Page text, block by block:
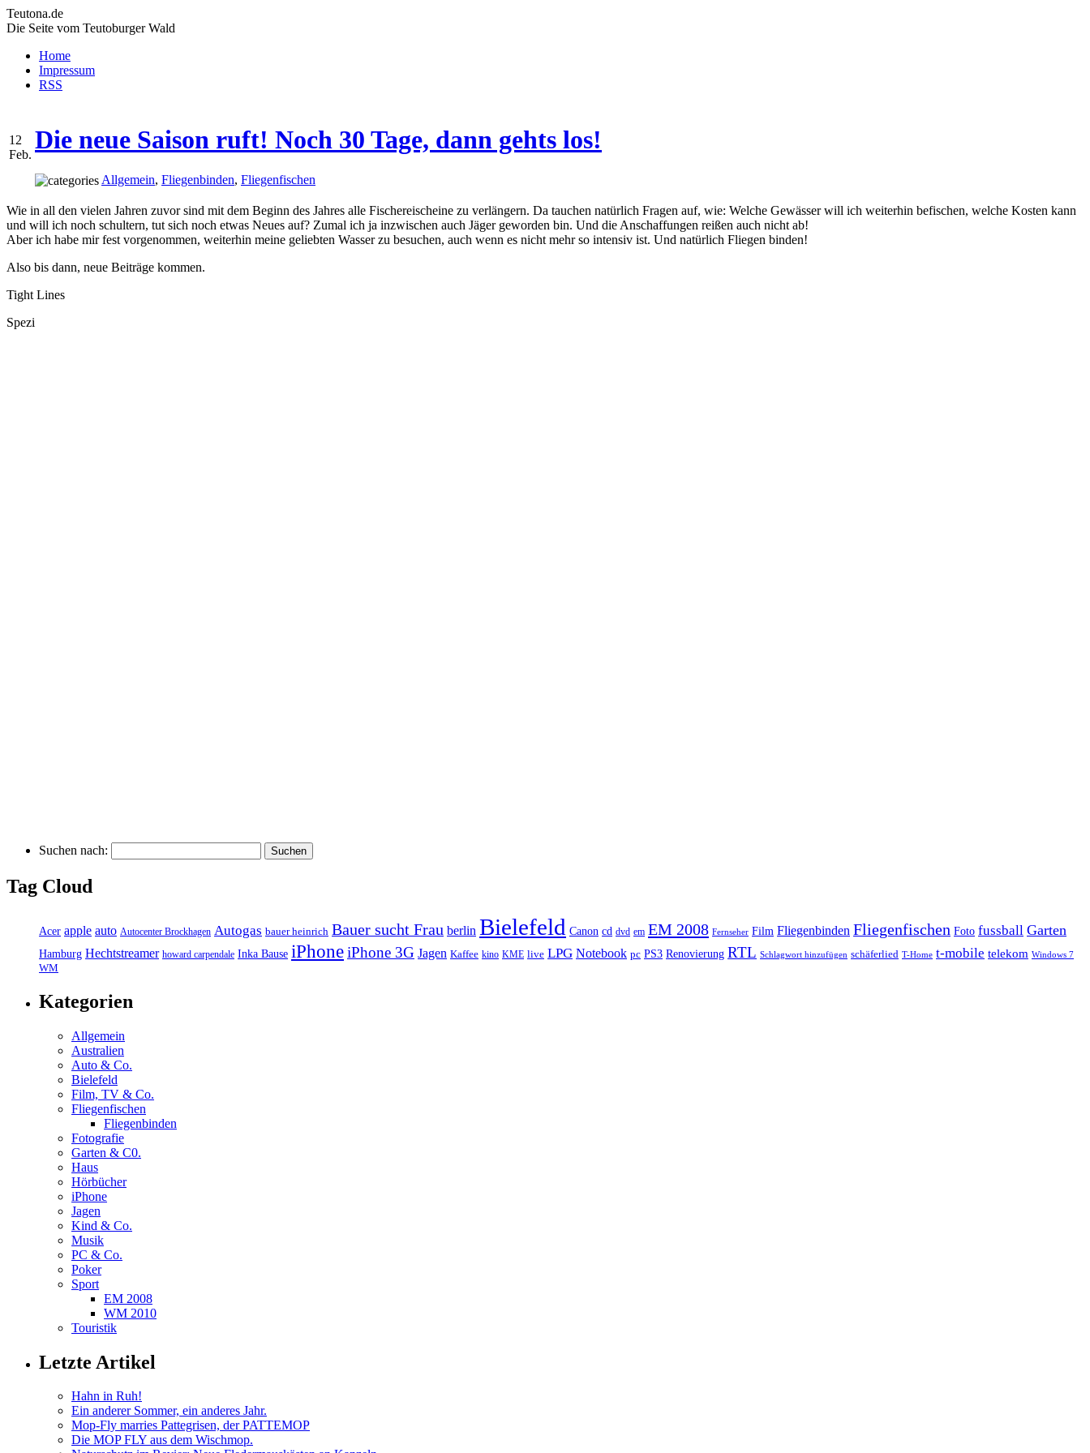
Teutona.de
Die Seite vom Teutoburger Wald
Home
Impressum
RSS
12
Feb.
Die neue Saison ruft! Noch 30 Tage, dann gehts los!
Allgemein, Fliegenbinden, Fliegenfischen
Wie in all den vielen Jahren zuvor sind mit dem Beginn des Jahres alle Fischereischeine zu verlängern. Da tauchen natürlich Fragen auf, wie: Welche Gewässer will ich weiterhin befischen, welche Kosten kann
und will ich noch schultern, tut sich noch etwas Neues auf? Zumal ich ja inzwischen auch Jäger geworden bin. Und die Anschaffungen reißen auch nicht ab!
Aber ich habe mir fest vorgenommen, weiterhin meine geliebten Wasser zu besuchen, auch wenn es nicht mehr so intensiv ist. Und natürlich Fliegen binden!
Also bis dann, neue Beiträge kommen.
Tight Lines
Spezi
Suchen nach:
Tag Cloud
Acer apple auto Autocenter Brockhagen Autogas bauer heinrich Bauer sucht Frau berlin Bielefeld Canon cd dvd em EM 2008 Fernseher Film Fliegenbinden Fliegenfischen Foto fussball Garten
Hamburg Hechtstreamer howard carpendale Inka Bause iPhoneiPhone 3G Jagen Kaffee kino KME live LPG Notebook pc PS3 Renovierung RTL Schlagwort hinzufügen schäferlied T-Home t-mobile telekom Windows 7
WM
Kategorien
Allgemein
Australien
Auto & Co.
Bielefeld
Film, TV & Co.
Fliegenfischen
Fliegenbinden
Fotografie
Garten & C0.
Haus
Hörbücher
iPhone
Jagen
Kind & Co.
Musik
PC & Co.
Poker
Sport
EM 2008
WM 2010
Touristik
Letzte Artikel
Hahn in Ruh!
Ein anderer Sommer, ein anderes Jahr.
Mop-Fly marries Pattegrisen, der PATTEMOP
Die MOP FLY aus dem Wischmop.